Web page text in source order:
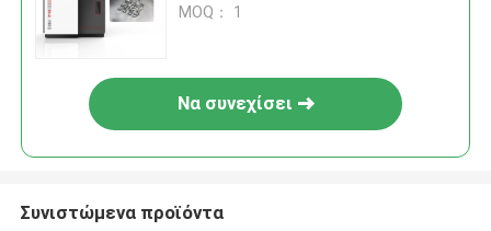
εκτυπωτών μεγάλος
MOQ： 1
Να συνεχίσει
Συνιστώμενα προϊόντα